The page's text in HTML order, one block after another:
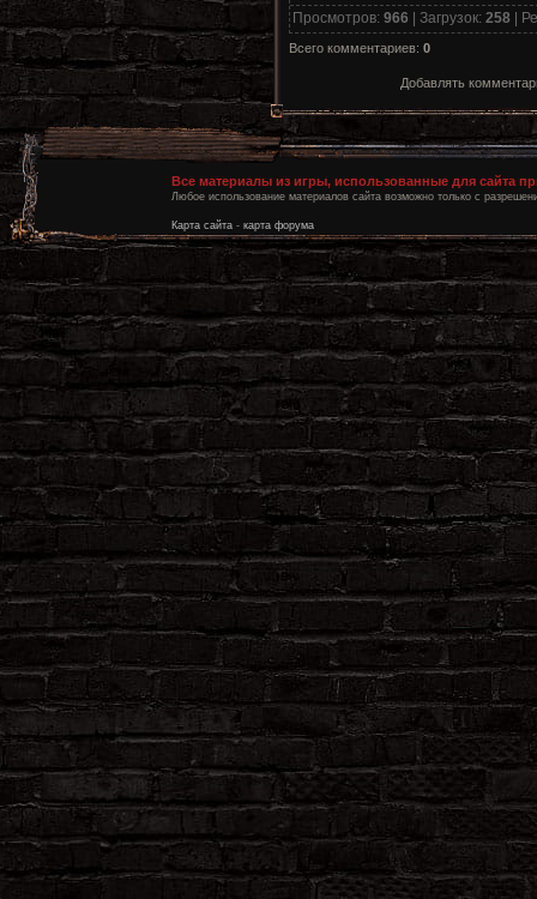
Просмотров: 966 | Загрузок: 258|
Всего комментариев: 0
Добавлять
Все материалы из игры, использованные для сайта
Любое использование материалов сайта возможно только с
Карта сайта - карта форума